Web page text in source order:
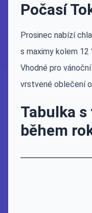
Počasí
Prosinec nabízí
s maximy kolem 12
Vhodné pro
vrstvené oblečení
Tabulka
během